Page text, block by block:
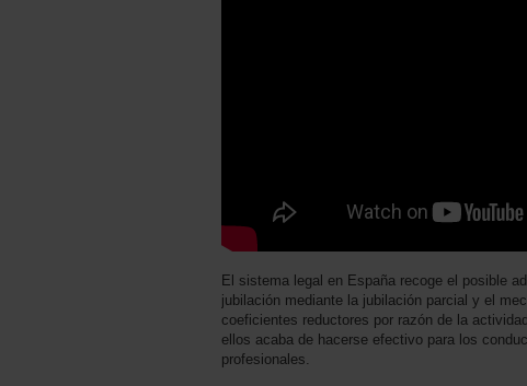
El sistema legal en España recoge el posible
jubilación mediante la jubilación parcial y el
coeficientes reductores por razón de la
ellos acaba de hacerse efectivo para los
profesionales.